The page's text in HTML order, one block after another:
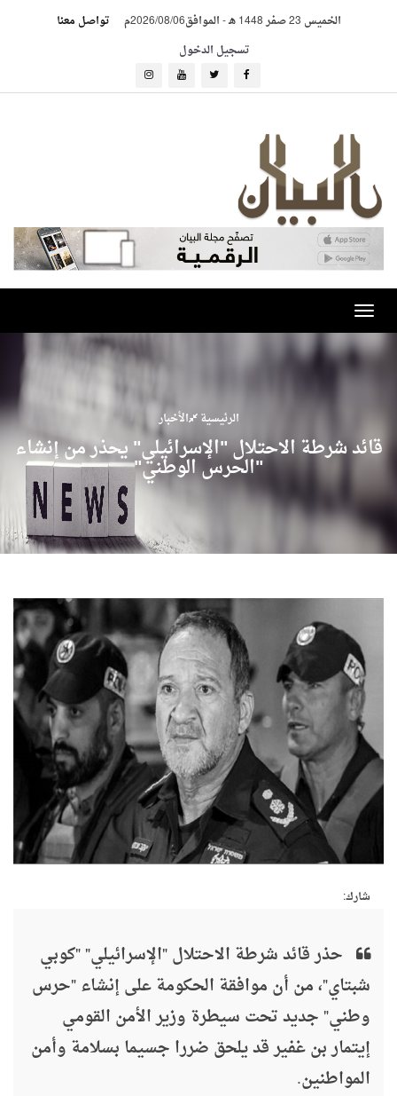
الخميس 23 صفر 1448 هـ -الموافق2026/08/06م
تواصل معنا
تسجيل الدخول
Toggle
navigation
الرئيسية الأخبار
قائد شرطة الاحتلال "الإسرائيلي" يحذر من إنشاء
"الحرس الوطني"
شارك:
حذر قائد شرطة الاحتلال "الإسرائيلي" "كوبي
شبتاي"، من أن موافقة الحكومة على إنشاء "حرس
وطني" جديد تحت سيطرة وزير الأمن القومي
إيتمار بن غفير قد يلحق ضررا جسيما بسلامة وأمن
المواطنين.